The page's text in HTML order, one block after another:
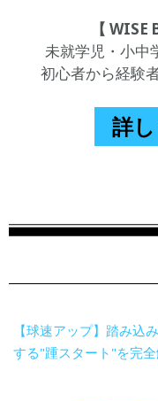
【
未就学児・小中
初心者から経験
詳
【球速アップ】踏み込
する"踵スタート"を完全